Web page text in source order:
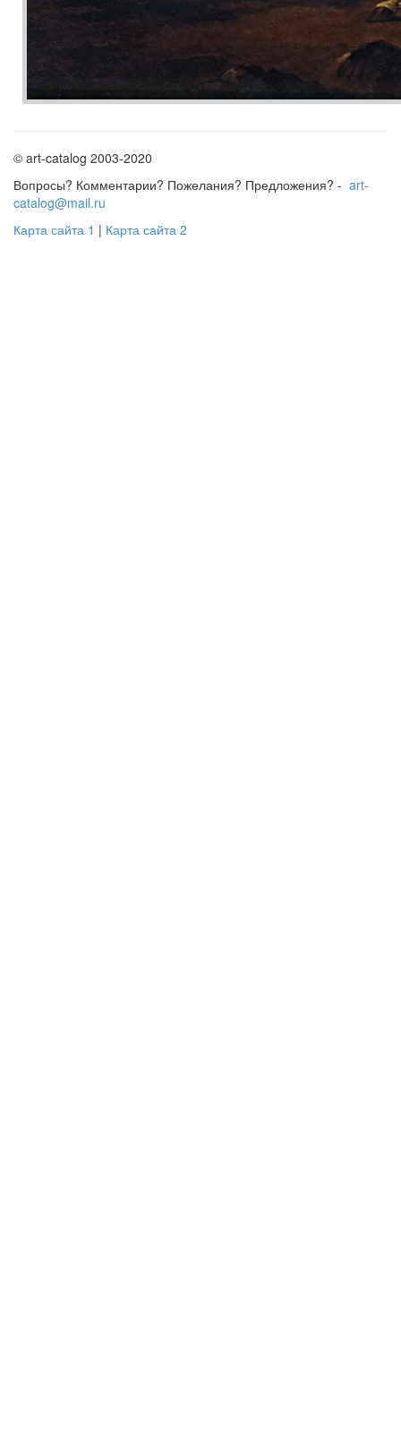
© art-catalog 2003-2020
Вопросы? Комментарии? Пожелания? Предложения? - art-
catalog@mail.ru
Карта сайта 1 | Карта сайта 2